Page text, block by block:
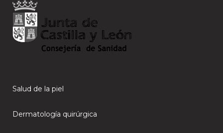
Salud de la piel
Dermatología quirúrgica